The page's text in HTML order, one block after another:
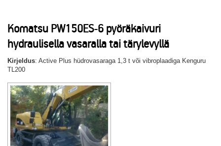
Komatsu PW150ES-6 pyöräkaivuri
hydraulisella vasaralla tai tärylevyllä
Kirjeldus: Active Plus hüdrovasaraga 1,3 t või vibroplaadiga Kenguru
TL200